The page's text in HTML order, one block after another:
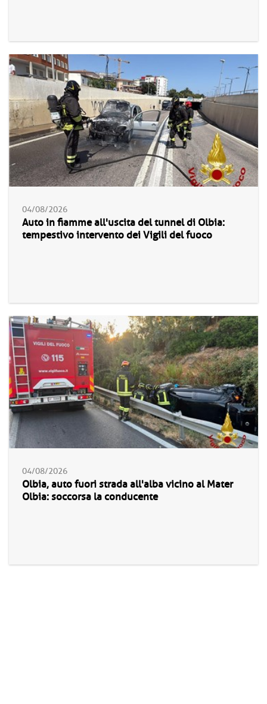
04/08/2026
Auto in fiamme all'uscita del tunnel di Olbia:
tempestivo intervento dei Vigili del fuoco
04/08/2026
Olbia, auto fuori strada all'alba vicino al Mater
Olbia: soccorsa la conducente